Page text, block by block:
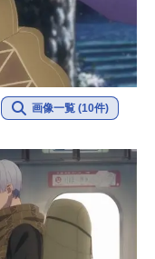
画像一覧 (10件)